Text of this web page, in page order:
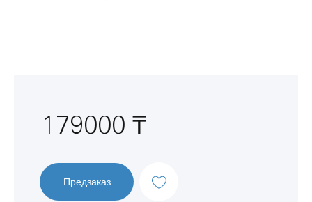
179000 ₸
Предзаказ